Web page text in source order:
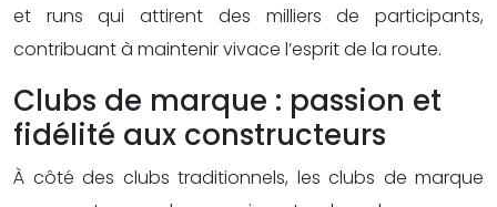
et runs qui attirent des milliers de participants,
contribuant à maintenir vivace l’esprit de la route.
Clubs de marque : passion et
fidélité aux constructeurs
À côté des clubs traditionnels, les clubs de marque